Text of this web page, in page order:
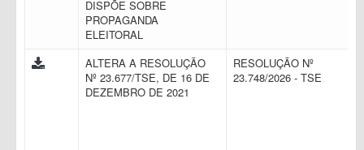
DISPÕE SOBRE
PROPAGANDA
ELEITORAL
ALTERA A RESOLUÇÃO
Nº 23.677/TSE, DE 16 DE
DEZEMBRO DE 2021
RESOLUÇÃO Nº
23.748/2026 - TSE